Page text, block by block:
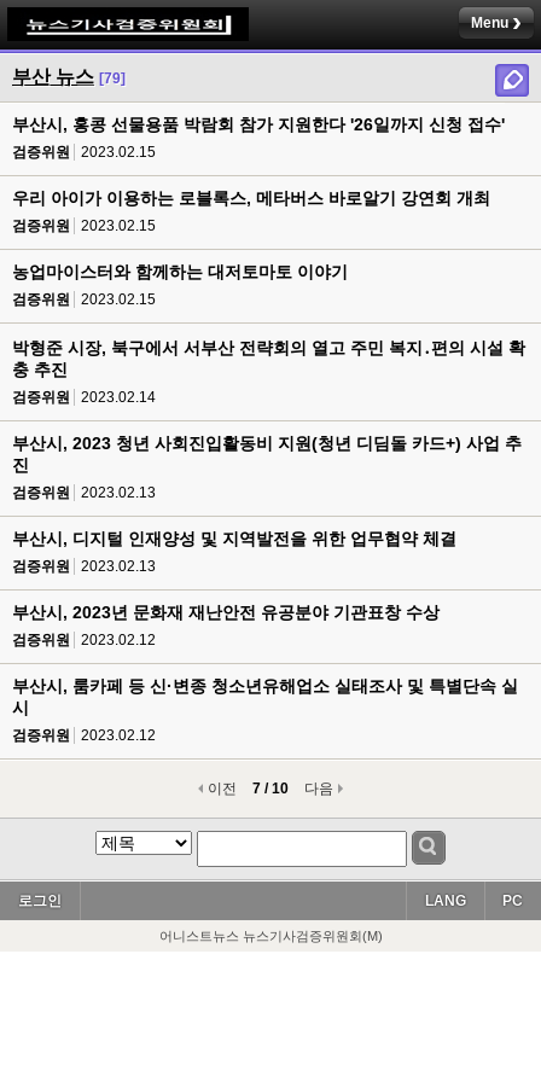
Menu
부산 뉴스 [79]
부산시, 홍콩 선물용품 박람회 참가 지원한다 '26일까지 신청 접수'
검증위원 2023.02.15
우리 아이가 이용하는 로블록스, 메타버스 바로알기 강연회 개최
검증위원 2023.02.15
농업마이스터와 함께하는 대저토마토 이야기
검증위원 2023.02.15
박형준 시장, 북구에서 서부산 전략회의 열고 주민 복지․편의 시설 확
충 추진
검증위원 2023.02.14
부산시, 2023 청년 사회진입활동비 지원(청년 디딤돌 카드+) 사업 추
진
검증위원 2023.02.13
부산시, 디지털 인재양성 및 지역발전을 위한 업무협약 체결
검증위원 2023.02.13
부산시, 2023년 문화재 재난안전 유공분야 기관표창 수상
검증위원 2023.02.12
부산시, 룸카페 등 신·변종 청소년유해업소 실태조사 및 특별단속 실
시
검증위원 2023.02.12
이전 7 / 10 다음
로그인 PC
LANG
어니스트뉴스 뉴스기사검증위원회(M)